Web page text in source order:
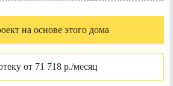
на основе этого дома
от 71 718 р./месяц